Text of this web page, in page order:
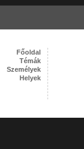
Főoldal
Témák
Személyek
Helyek